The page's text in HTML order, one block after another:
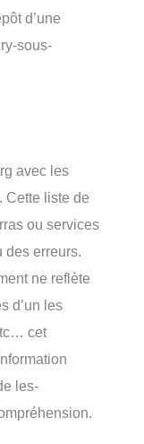
d’une
sous-
avec les
Cette liste de
ou services
des erreurs.
ne reflète
d’un les
cet
les-